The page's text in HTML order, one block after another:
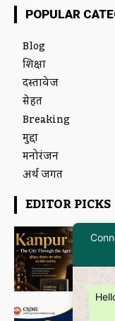
POPULAR
Blog
शिक्षा
दस्तावेज
सेहत
Breaking
मुद्दा
मनोरंजन
अर्थ जगत
EDITOR PICKS